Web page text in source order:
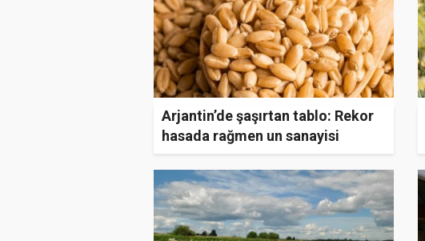
Arjantin’de şaşırtan tablo: Rekor
hasada rağmen un sanayisi
buğday bulamıyor